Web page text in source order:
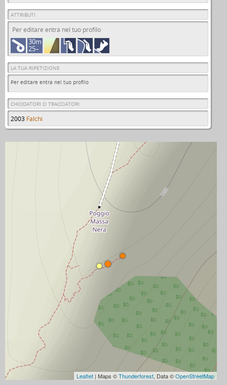
Leaflet | Maps ©Thunderforest, Data ©OpenStreetMap
ATTRIBUTI
Per editare entra nel tuo profilo
30m
25–
LA TUA RIPETIZIONE
Per editare entra nel tuo profilo
CHIODATORI O TRACCIATORI
2003 Falchi